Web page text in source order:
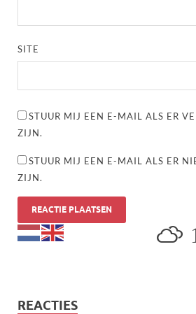
SITE
STUUR MIJ EEN E-MAIL ALS ER
ZIJN.
STUUR MIJ EEN E-MAIL ALS ER
ZIJN.
REACTIES